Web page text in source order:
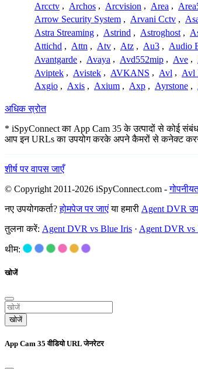
Arcctv , Archos , Arcvision , Area ,
Arrow Security System , Arvani Cctv ,
Astra Streaming , Astrind , Astroghost ,
Attichd , Attn , Atv , Atz , Au3 , Audio
Avantgarde , Avaya , Avd552mip , Ave ,
Aviptek , Avistek , AVKANS , Avl , Avl
Axgio , Axis , Axium , Axp , Ayrstone ,
अधिक स्रोत
* iSpyConnect का App Cam 35 के उत्पादों से कोई
आप इन URLs का उपयोग करके अपने कैमरों से कनेक्ट करने
शीर्ष पर वापस जाएँ
© Copyright 2011-2026 iSpyConnect.com -
नए उपयोगकर्ता?होमपेज पर जाएंया हमारी Agent DVR
तुलना करें: Agent DVR vs Blue Iris · Agent DVR vs
थीम:
खोजें
खोजें
App Cam 35 वीडियो URL जेनरेटर